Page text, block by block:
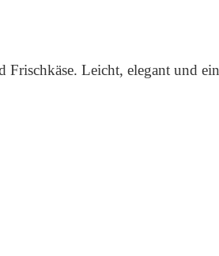
Frischkäse. Leicht, elegant und